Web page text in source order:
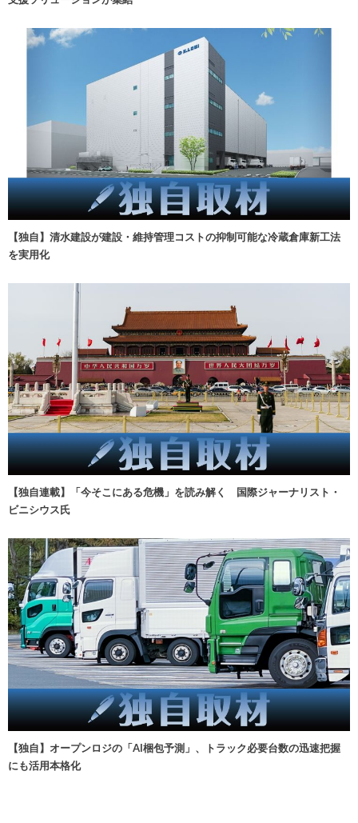
【独自】清水建設が建設・維持管理コストの抑制可能な冷蔵倉庫新工法
を実用化
【独自連載】「今そこにある危機」を読み解く 国際ジャーナリスト・
ビニシウス氏
【独自】オープンロジの「AI梱包予測」、トラック必要台数の迅速把握
にも活用本格化